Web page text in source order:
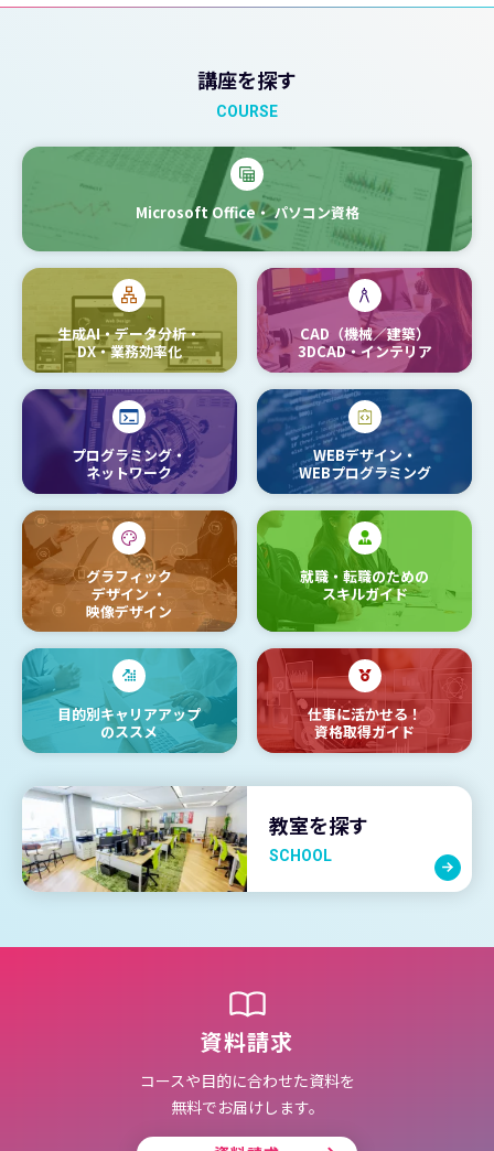
講座を探す
COURSE
Microsoft Office・パソコン資格
生成AI・データ分析・
DX・業務効率化
CAD（機械／建築）
3DCAD・インテリア
プログラミング・
ネットワーク
WEBデザイン・
WEBプログラミング
グラフィック
デザイン ・
映像デザイン
就職・転職のための
スキルガイド
目的別キャリアアップ
のススメ
仕事に活かせる！
資格取得ガイド
教室を探す
SCHOOL
資料請求
コースや目的に合わせた資料を
無料でお届けします。